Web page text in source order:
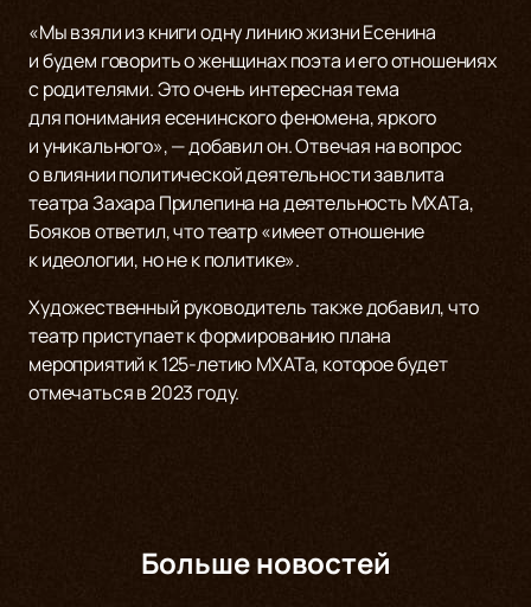
«Мы взяли из книги одну линию жизни Есенина
и будем говорить о женщинах поэта и его отношениях
с родителями. Это очень интересная тема
для понимания есенинского феномена, яркого
и уникального», — добавил он. Отвечая на вопрос
о влиянии политической деятельности завлита
театра Захара Прилепина на деятельность МХАТа,
Бояков ответил, что театр «имеет отношение
к идеологии, но не к политике».
Художественный руководитель также добавил, что
театр приступает к формированию плана
мероприятий к 125-летию МХАТа, которое будет
отмечаться в 2023 году.
Больше новостей